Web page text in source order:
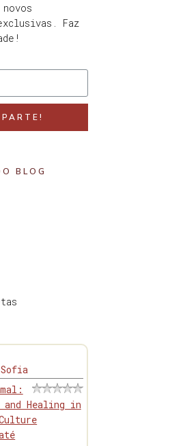
Faz
BLOG
Healing in